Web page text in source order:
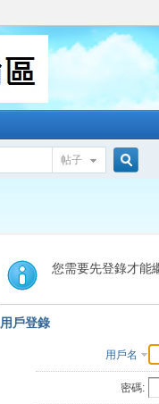
帖子
索
您需要先登錄才能
用戶登錄
用戶名
密碼: